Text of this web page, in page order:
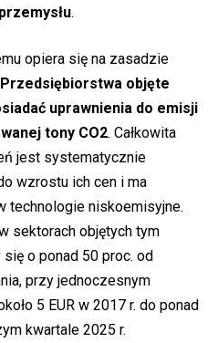
.
opiera się na zasadzie
Przedsiębiorstwa objęte
uprawnienia do emisji
tony CO2. Całkowita
jest systematycznie
wzrostu ich cen i ma
technologie niskoemisyjne.
sektorach objętych tym
o ponad 50 proc. od
przy jednoczesnym
5 EUR w 2017 r. do ponad
kwartale 2025 r.